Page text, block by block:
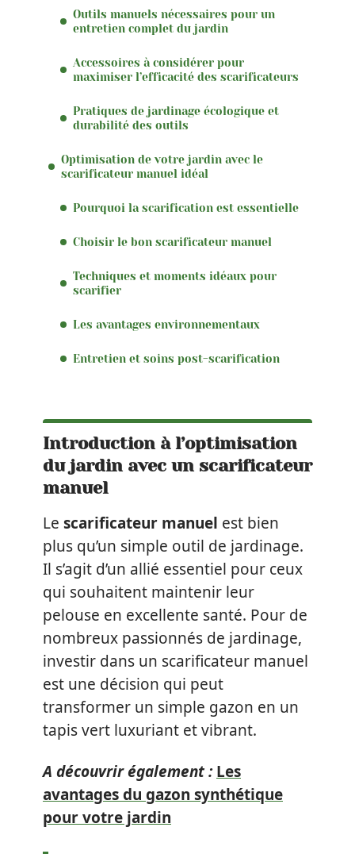
Outils manuels nécessaires pour un
entretien complet du jardin
Accessoires à considérer pour
maximiser l’efficacité des scarificateurs
Pratiques de jardinage écologique et
durabilité des outils
Optimisation de votre jardin avec le
scarificateur manuel idéal
Pourquoi la scarification est essentielle
Choisir le bon scarificateur manuel
Techniques et moments idéaux pour
scarifier
Les avantages environnementaux
Entretien et soins post-scarification
Introduction à l’optimisation
du jardin avec un scarificateur
manuel
Le scarificateur manuel est bien
plus qu’un simple outil de jardinage.
Il s’agit d’un allié essentiel pour ceux
qui souhaitent maintenir leur
pelouse en excellente santé. Pour de
nombreux passionnés de jardinage,
investir dans un scarificateur manuel
est une décision qui peut
transformer un simple gazon en un
tapis vert luxuriant et vibrant.
A découvrir également : Les
avantages du gazon synthétique
pour votre jardin